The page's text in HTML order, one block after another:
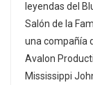
leyendas del
Salón de la
una compañía
Avalon
Mississippi